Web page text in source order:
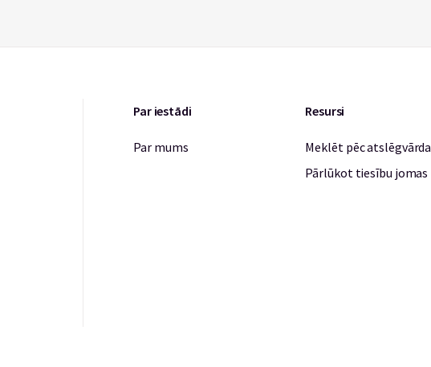
Par iestādi
Par mums
Resursi
Meklēt pēc atslēgvārda
Pārlūkot tiesību jomas